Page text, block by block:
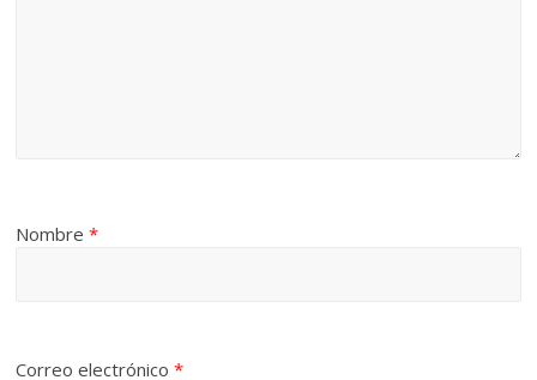
Nombre*
Correo electrónico*